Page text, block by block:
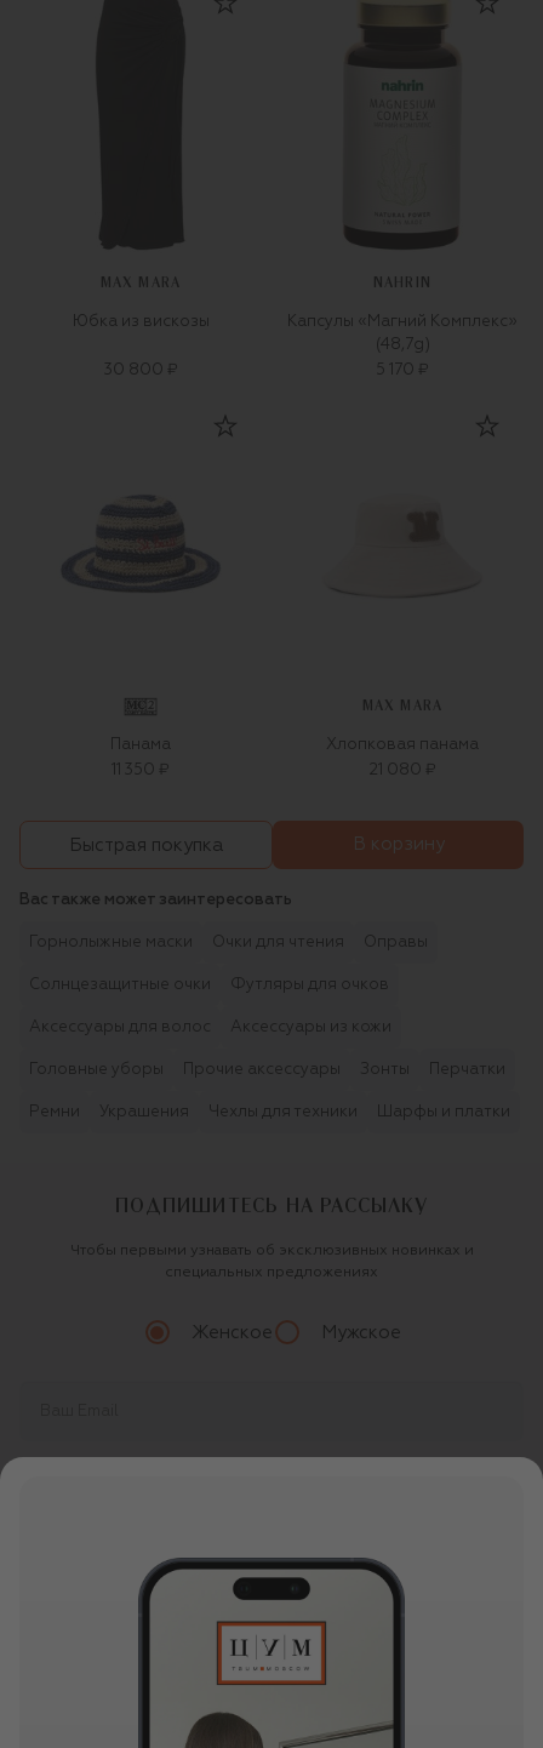
MAX MARA
Юбка из вискозы
30 800 ₽
NAHRIN
Капсулы «Магний Комплекс»
(48,7g)
5 170 ₽
Панама
11 350 ₽
MAX MARA
Хлопковая панама
21 080 ₽
Быстрая покупка В корзину
Вас также может заинтересовать
Горнолыжные маски Очки для чтения Оправы
Солнцезащитные очки Футляры для очков
Аксессуары для волос Аксессуары из кожи
Головные уборы Прочие аксессуары Зонты Перчатки
Ремни Украшения Чехлы для техники Шарфы и платки
ПОДПИШИТЕСЬ НА РАССЫЛКУ
Чтобы первыми узнавать об эксклюзивных новинках и
специальных предложениях
Женское Мужское
О ЦУМ
О магазине
Новости и события
ОНЛАЙН ПОКУПКИ
Мобильное приложение